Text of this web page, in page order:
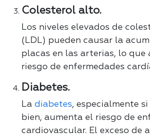
Colesterol alto.
Los niveles elevados de
(LDL) pueden causar la
placas en las arterias, lo que
riesgo de enfermedades
Diabetes.
La diabetes, especialmente
bien, aumenta el riesgo de
cardiovascular. El exceso de